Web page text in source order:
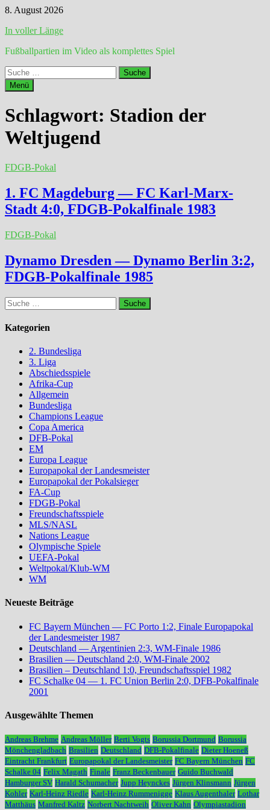
Zum
springen
8. August 2026
In voller Länge
Fußballpartien im Video als komplettes Spiel
Suche
nach:
Menü
Schlagwort: Stadion der
Weltjugend
FDGB-Pokal
1. FC Magdeburg — FC Karl-Marx-
Stadt 4:0, FDGB-Pokalfinale 1983
FDGB-Pokal
Dynamo Dresden — Dynamo Berlin 3:2,
FDGB-Pokalfinale 1985
Suche
nach:
Kategorien
2. Bundesliga
3. Liga
Abschiedsspiele
Afrika-Cup
Allgemein
Bundesliga
Champions League
Copa America
DFB-Pokal
EM
Europa League
Europapokal der Landesmeister
Europapokal der Pokalsieger
FA-Cup
FDGB-Pokal
Freundschaftsspiele
MLS/NASL
Nations League
Olympische Spiele
UEFA-Pokal
Weltpokal/Klub-WM
WM
Neueste Beiträge
FC Bayern München — FC Porto 1:2, Finale Europapokal
der Landesmeister 1987
Deutschland — Argentinien 2:3, WM-Finale 1986
Brasilien — Deutschland 2:0, WM-Finale 2002
Brasilien – Deutschland 1:0, Freundschaftsspiel 1982
FC Schalke 04 — 1. FC Union Berlin 2:0, DFB-Pokalfinale
2001
Ausgewählte Themen
Andreas Brehme Andreas Möller Berti Vogts Borussia Dortmund Borussia
Mönchengladbach Brasilien Deutschland DFB-Pokalfinale Dieter Hoeneß
Eintracht Frankfurt Europapokal der Landesmeister FC Bayern München FC
Schalke 04 Felix Magath Finale Franz Beckenbauer Guido Buchwald
Hamburger SV Harald Schumacher Jupp Heynckes Jürgen Klinsmann Jürgen
Kohler Karl-Heinz Riedle Karl-Heinz Rummenigge Klaus Augenthaler Lothar
Matthäus Manfred Kaltz Norbert Nachtweih Oliver Kahn Olympiastadion